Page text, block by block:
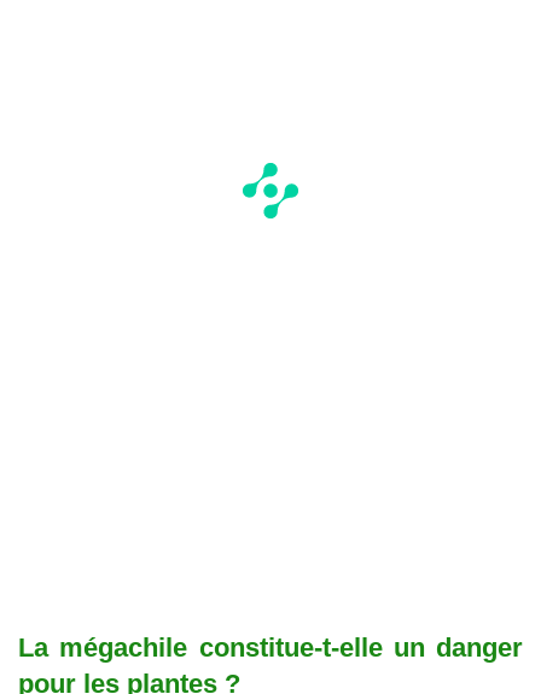
La mégachile constitue-t-elle un danger
pour les plantes ?